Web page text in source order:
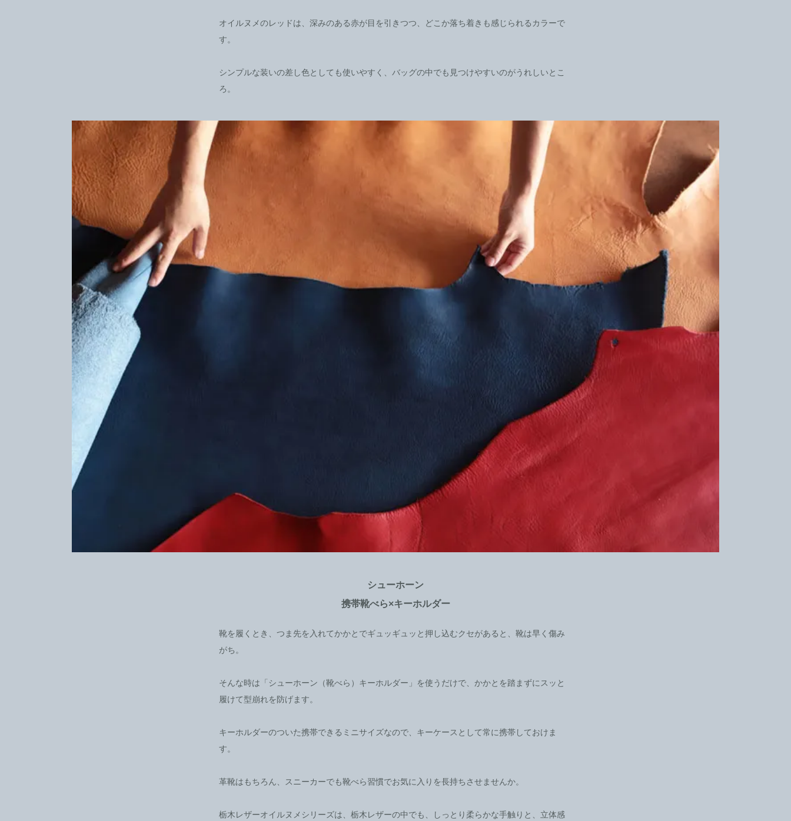
オイルヌメのレッドは、深みのある赤が目を引きつつ、どこか落ち着きも感じられるカラーで
す。
シンプルな装いの差し色としても使いやすく、バッグの中でも見つけやすいのがうれしいとこ
ろ。
シューホーン
携帯靴べら×キーホルダー
靴を履くとき、つま先を入れてかかとでギュッギュッと押し込むクセがあると、靴は早く傷み
がち。
そんな時は「シューホーン（靴べら）キーホルダー」を使うだけで、かかとを踏まずにスッと
履けて型崩れを防げます。
キーホルダーのついた携帯できるミニサイズなので、キーケースとして常に携帯しておけま
す。
革靴はもちろん、スニーカーでも靴べら習慣でお気に入りを長持ちさせませんか。
栃木レザーオイルヌメシリーズは、栃木レザーの中でも、しっとり柔らかな手触りと、立体感